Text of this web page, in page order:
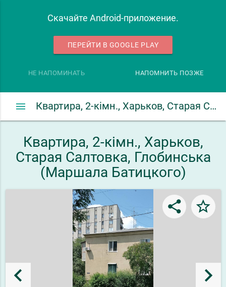
Скачайте Android-приложение.
ПЕРЕЙТИ В GOOGLE PLAY
НЕ НАПОМИНАТЬ НАПОМНИТЬ ПОЗЖЕ
Квартира, 2-кімн., Харьков, Старая Салтовка, Глобинська (Маршала Батицкого)
menu
Квартира, 2-кімн., Харьков,
Старая Салтовка, Глобинська
(Маршала Батицкого)
share star_border
keyboard_arrow_left keyboard_arrow_right